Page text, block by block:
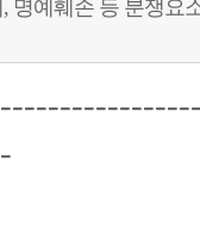
명예훼손 등 분쟁요